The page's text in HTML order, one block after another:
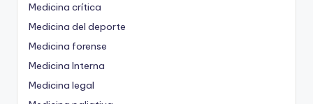
Medicina crítica
Medicina del deporte
Medicina forense
Medicina Interna
Medicina legal